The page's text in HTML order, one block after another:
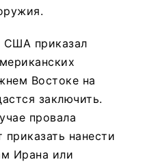
США приказал
Востоке на
заключить.
провала
нанести
Ирана или